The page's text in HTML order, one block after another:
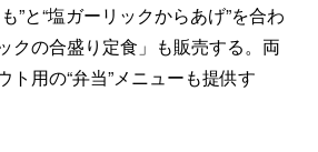
”と“塩ガーリックからあげ”を合わ
クの合盛り定食」も販売する。両
ト用の“弁当”メニューも提供す